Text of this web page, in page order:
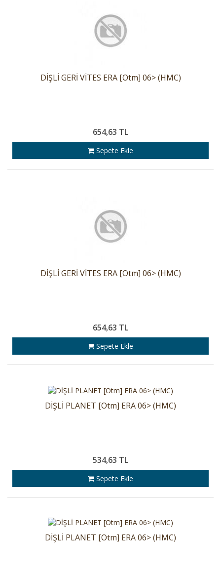
DİŞLİ GERİ VİTES ERA [Otm] 06> (HMC)
654,63 TL
Sepete Ekle
DİŞLİ GERİ VİTES ERA [Otm] 06> (HMC)
654,63 TL
Sepete Ekle
DİŞLİ PLANET [Otm] ERA 06> (HMC)
534,63 TL
Sepete Ekle
DİŞLİ PLANET [Otm] ERA 06> (HMC)